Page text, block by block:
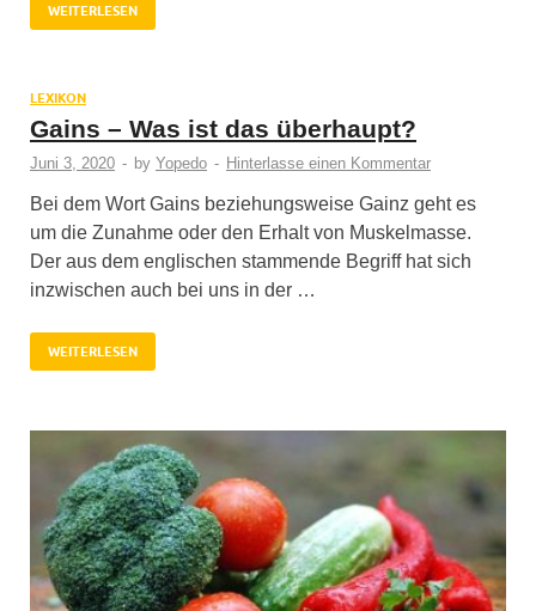
WEITERLESEN
LEXIKON
Gains – Was ist das überhaupt?
Juni 3, 2020 - by Yopedo - Hinterlasse einen Kommentar
Bei dem Wort Gains beziehungsweise Gainz geht es
um die Zunahme oder den Erhalt von Muskelmasse.
Der aus dem englischen stammende Begriff hat sich
inzwischen auch bei uns in der …
WEITERLESEN